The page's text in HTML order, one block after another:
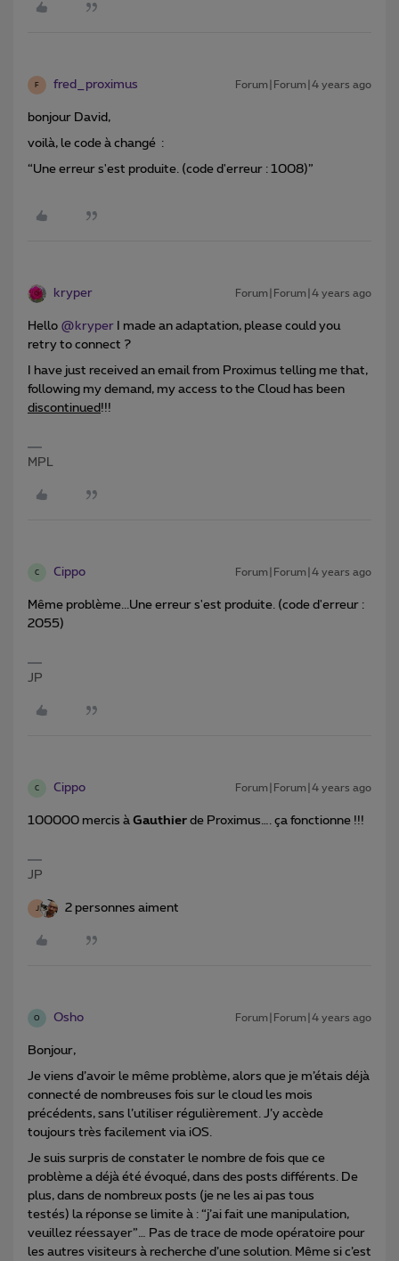
F fred_proximus Forum|Forum|4 years ago
bonjour David,
voilà, le code à changé :
“Une erreur s'est produite. (code d'erreur : 1008)”
kryper Forum|Forum|4 years ago
Hello @kryper I made an adaptation, please could you
retry to connect ?
I have just received an email from Proximus telling me that,
following my demand, my access to the Cloud has been
discontinued !!!
MPL
C Cippo Forum|Forum|4 years ago
Même problème...Une erreur s'est produite. (code d'erreur :
2055)
JP
C Cippo Forum|Forum|4 years ago
100000 mercis à Gauthier de Proximus…. ça fonctionne !!!
JP
2 personnes aiment
O Osho Forum|Forum|4 years ago
Bonjour,
Je viens d’avoir le même problème, alors que je m’étais déjà
connecté de nombreuses fois sur le cloud les mois
précédents, sans l’utiliser régulièrement. J’y accède
toujours très facilement via iOS.
Je suis surpris de constater le nombre de fois que ce
problème a déjà été évoqué, dans des posts différents. De
plus, dans de nombreux posts (je ne les ai pas tous
testés) la réponse se limite à : “j’ai fait une manipulation,
veuillez réessayer”… Pas de trace de mode opératoire pour
les autres visiteurs à recherche d’une solution. Même si c’est